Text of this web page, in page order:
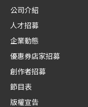
公司介紹
人才招募
企業動態
優惠券店家招募
創作者招募
節目表
版權宣告